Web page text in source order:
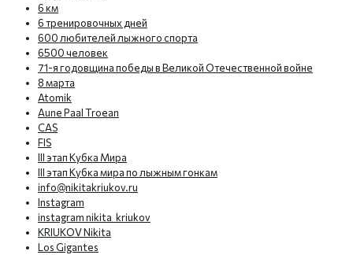
6 км
6 тренировочных дней
600 любителей лыжного спорта
6500 человек
71-я годовщина победы в Великой Отечественной войне
8 марта
Atomik
Aune Paal Troean
CAS
FIS
III этап Кубка Мира
III этап Кубка мира по лыжным гонкам
info@nikitakriukov.ru
Instagram
instagram nikita_kriukov
KRIUKOV Nikita
Los Gigantes